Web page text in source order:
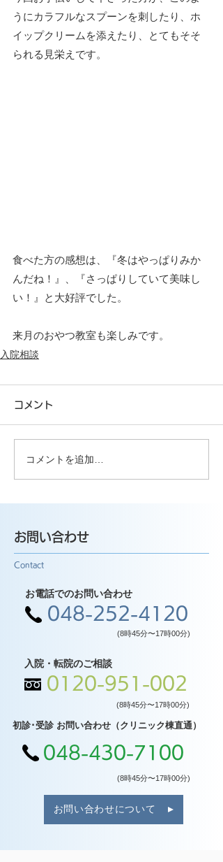
うにカラフルなスプーンを刺したり、ホ
イップクリームを添えたり、とてもそそ
られる見栄えです。
食べた方の感想は、『冬はやっぱりみか
んだね！』、『さっぱりしていて美味し
い！』と大好評でした。
来月のおやつ教室も楽しみです。
入院相談
コメント
コメントを追加…
お問い合わせ
Contact
お電話でのお問い合わせ
048-252-4120
(8時45分〜17時00分)
入院・転院のご相談
0120-951-002
(8時45分〜17時00分)
初診･受診 お問い合わせ（クリニック棟直通）
048-430-7100
(8時45分〜17時00分)
お問い合わせについて